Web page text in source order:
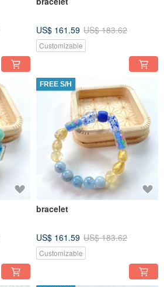
US$ 161.59 US$ 183.62
Customizable
FREE S/H
bracelet
US$ 161.59 US$ 183.62
Customizable